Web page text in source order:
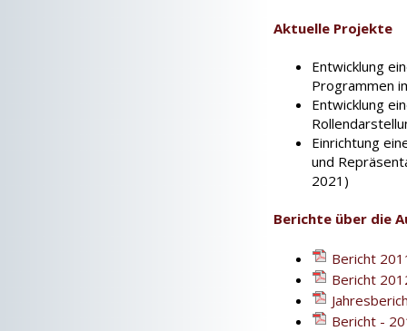
Aktuelle Projekte
Entwicklung
Programmen
Entwicklung
Einrichtung
und
2021)
Berichte über die
Bericht
Bericht
Bericht -